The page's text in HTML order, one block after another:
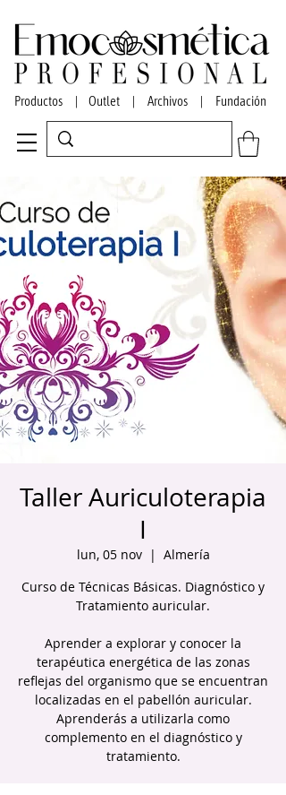
Productos | Outlet | Archivos | Fundación
Taller Auriculoterapia
I
lun, 05 nov
  |
Almería
Curso de Técnicas Básicas. Diagnóstico y
Tratamiento auricular.
Aprender a explorar y conocer la
terapéutica energética de las zonas
reflejas del organismo que se encuentran
localizadas en el pabellón auricular.
Aprenderás a utilizarla como
complemento en el diagnóstico y
tratamiento.